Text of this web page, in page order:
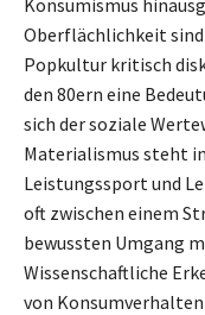
Oberflächlichkeit
Popkultur kritisch
den 80ern eine
sich der soziale
Materialismus steht
Leistungssport und
oft zwischen einem
bewussten Umgang
Wissenschaftliche
von